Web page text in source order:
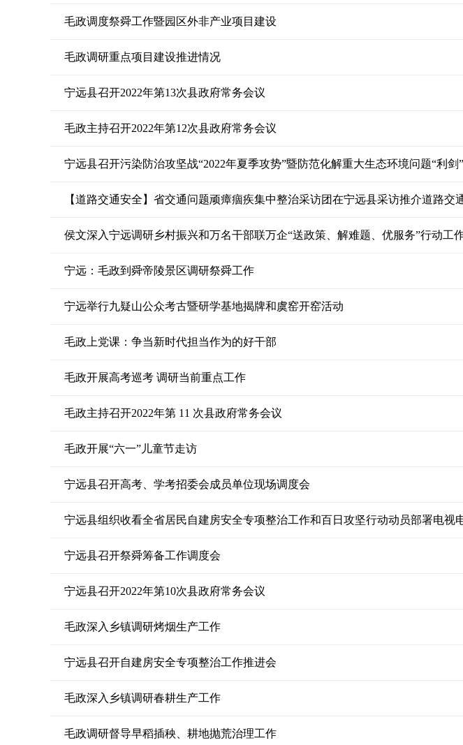
毛政调度祭舜工作暨园区外非产业项目建设
毛政调研重点项目建设推进情况
宁远县召开2022年第13次县政府常务会议
毛政主持召开2022年第12次县政府常务会议
【道路交通安全】省交通问题顽瘴痼疾集中整治采访团在宁远县采访推介道路交
侯文深入宁远调研乡村振兴和万名干部联万企“送政策、解难题、优服务”行动工
宁远：毛政到舜帝陵景区调研祭舜工作
宁远举行九疑山公众考古暨研学基地揭牌和虞窑开窑活动
毛政上党课：争当新时代担当作为的好干部
毛政开展高考巡考 调研当前重点工作
毛政主持召开2022年第 11 次县政府常务会议
毛政开展“六一”儿童节走访
宁远县召开高考、学考招委会成员单位现场调度会
宁远县组织收看全省居民自建房安全专项整治工作和百日攻坚行动动员部署电视
宁远县召开祭舜筹备工作调度会
宁远县召开2022年第10次县政府常务会议
毛政深入乡镇调研烤烟生产工作
宁远县召开自建房安全专项整治工作推进会
毛政深入乡镇调研春耕生产工作
毛政调研督导早稻插秧、耕地抛荒治理工作